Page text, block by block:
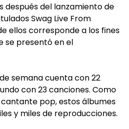
después del lanzamiento de
Swag Live From
ellos corresponde a los fines
se presentó en el
semana cuenta con 22
con 23 canciones. Como
pop, estos álbumes
y miles de reproducciones.